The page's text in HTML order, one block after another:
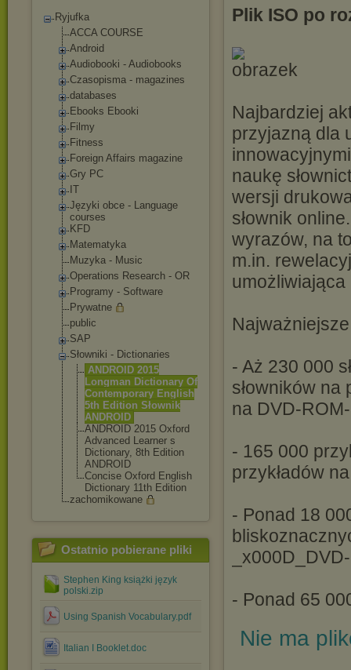
Ryjufka
ACCA COURSE
Android
Audiobooki - Audiobooks
Czasopisma - magazines
databases
Ebooks Ebooki
Filmy
Fitness
Foreign Affairs magazine
Gry PC
IT
Języki obce - Language
courses
KFD
Matematyka
Muzyka - Music
Operations Research - OR
Programy - Software
Prywatne
public
SAP
Słowniki - Dictionaries
ANDROID 2015
Longman Dictionary Of
Contemporary English
5th Edition Słownik
ANDROID
ANDROID 2015 Oxford
Advanced Learner s
Dictionary, 8th Edition
ANDROID
Concise Oxford English
Dictionary 11th Edition
zachomikowane
Ostatnio pobierane pliki
Stephen King książki język
polski.zip
Using Spanish Vocabulary.pdf
Italian I Booklet.doc
Słownik
Plik ISO po
Najbardziej
przyjazną dla
naukę
wersji
słownik
wyrazów, na
m.in.
umożliwiająca
- Aż 230 000
słowników
na DVD-
- 165 000
przykładów
- Ponad 18
- Ponad 65
Nie ma